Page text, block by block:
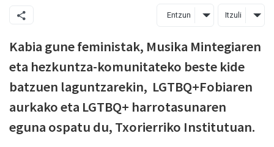
Entzun Itzuli
Kabia gune feministak, Musika Mintegiaren
eta hezkuntza-komunitateko beste kide
batzuen laguntzarekin, LGTBQ+Fobiaren
aurkako eta LGTBQ+ harrotasunaren
eguna ospatu du, Txorierriko Institutuan.